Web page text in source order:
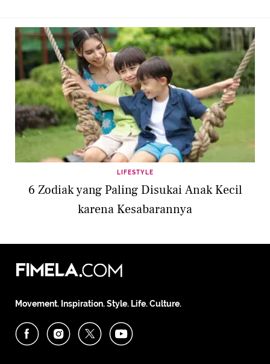
LIFESTYLE
6 Zodiak yang Paling Disukai Anak Kecil
karena Kesabarannya
Movement. Inspiration. Style. Life. Culture.